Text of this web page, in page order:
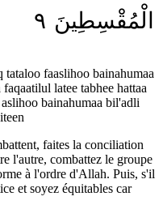
الْمُقْسِطِينَ ٩
faaslihoo bainahumaa
latee tabhee hattaa
bainahumaa bil'adli
faites la conciliation
l'autre, combattez le groupe
à l'ordre d'Allah. Puis, s'il
et soyez équitables car